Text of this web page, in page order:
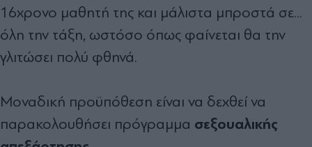
16χρονο μαθητή της και μάλιστα μπροστά σε...
όλη την τάξη, ωστόσο όπως φαίνεται θα την
γλιτώσει πολύ φθηνά.
Μοναδική προϋπόθεση είναι να δεχθεί να
παρακολουθήσει πρόγραμμα σεξουαλικής